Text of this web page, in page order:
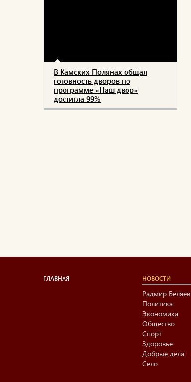
В Камских Полянах общая
готовность дворов по
программе «Наш двор»
достигла 99%
ГЛАВНАЯ НОВОСТИ
Радмир Беляев
Политика
Экономика
Общество
Спорт
Здоровье
Добрые дела
Село